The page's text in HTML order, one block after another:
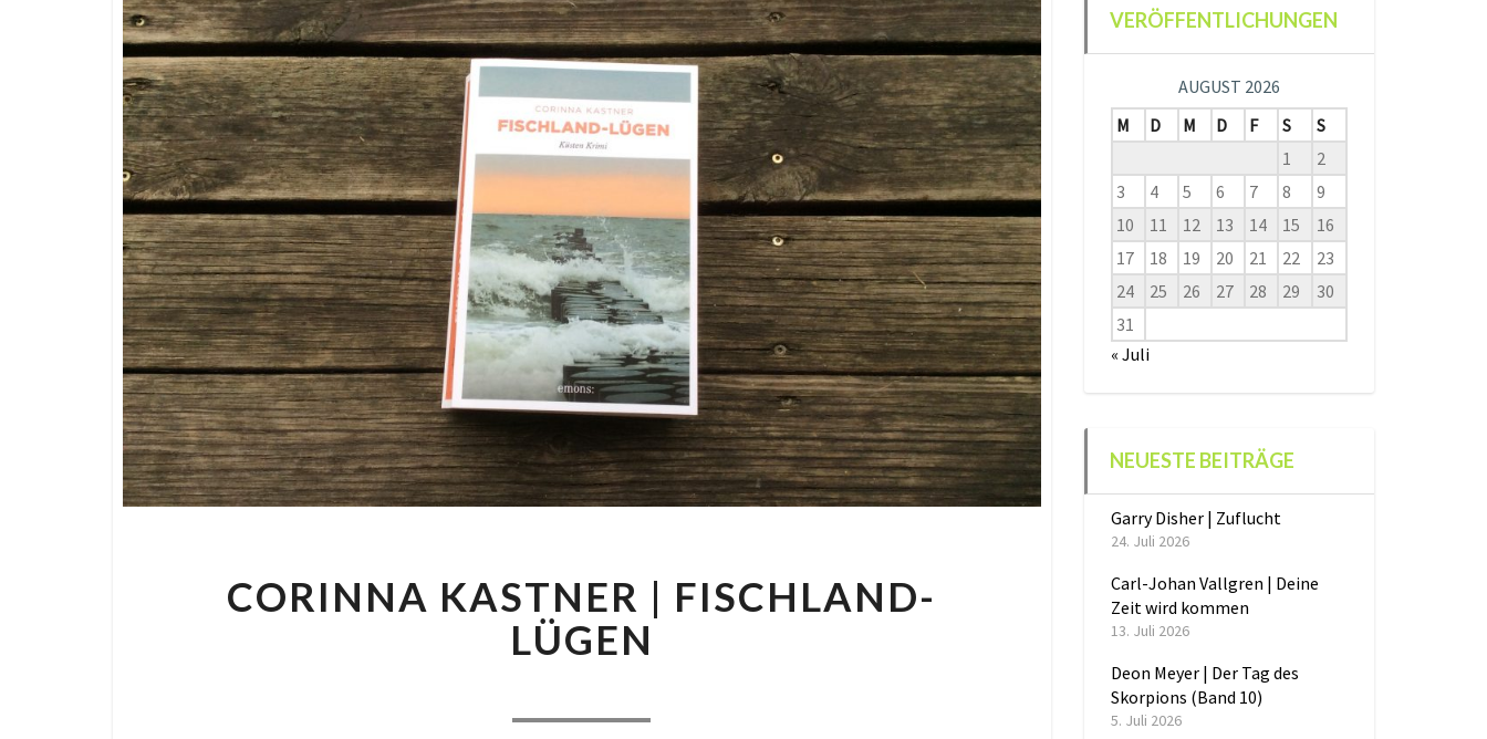
KASTNER
|
FISCHLAND-
CORINNA KASTNER | FISCHLAND-
LÜGEN
VERÖFFENTLICHUNGEN
AUGUST 2026
M
D M D F S
S
1
2
3
4 5 6 7 8
9
10
11 12 13 14 15
16
17
18 19 20 21 22
23
24
25 26 27 28 29
30
31
« Juli
NEUESTE BEITRÄGE
Garry Disher | Zuflucht
24. Juli 2026
Carl-Johan Vallgren | Deine
Zeit wird kommen
13. Juli 2026
Deon Meyer | Der Tag des
Skorpions (Band 10)
5. Juli 2026